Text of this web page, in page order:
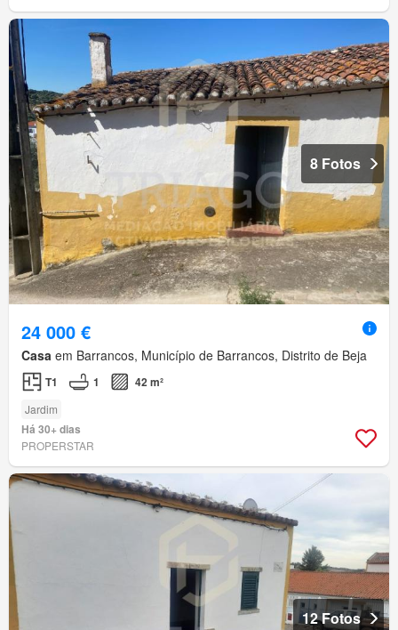
8 Fotos
24 000 €
Casa em Barrancos, Município de Barrancos, Distrito de Beja
T1 1 42 m²
Jardim
Há 30+ dias
PROPERSTAR
12 Fotos